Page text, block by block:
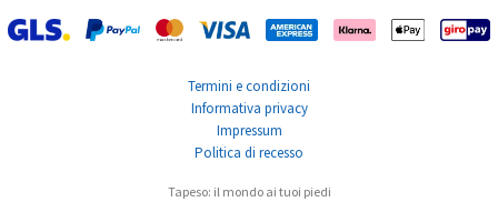
Termini e condizioni
Informativa privacy
Impressum
Politica di recesso
Tapeso: il mondo ai tuoi piedi